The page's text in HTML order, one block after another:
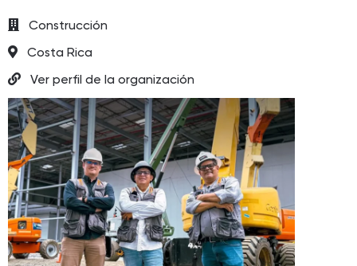
Construcción
Costa Rica
Ver perfil de la organización